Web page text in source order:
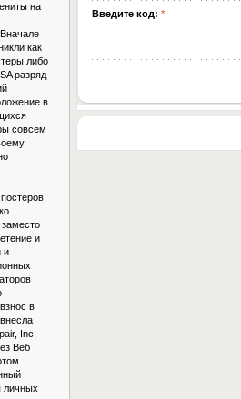
Введите код: *
на
как
либо
разряд
в
совсем
и
и
в
Inc.
Веб
личных